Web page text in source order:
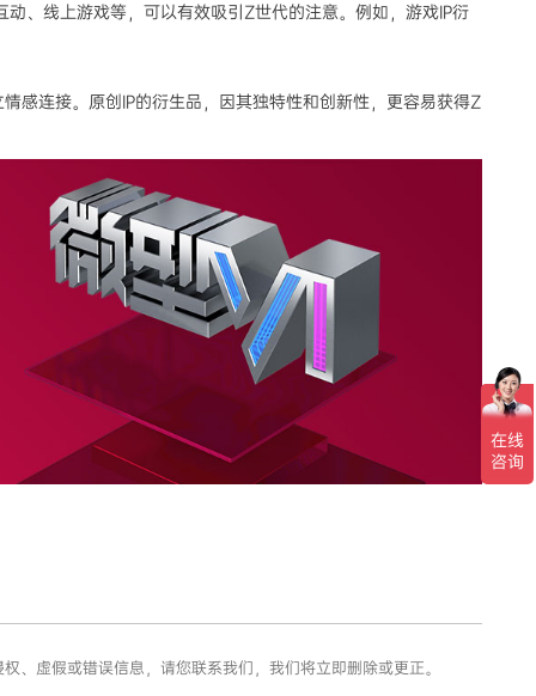
线上游戏等，可以有效吸引Z世代的注意。例如，游戏IP衍
接。原创IP的衍生品，因其独特性和创新性，更容易获得Z
、虚假或错误信息，请您联系我们，我们将立即删除或更正。